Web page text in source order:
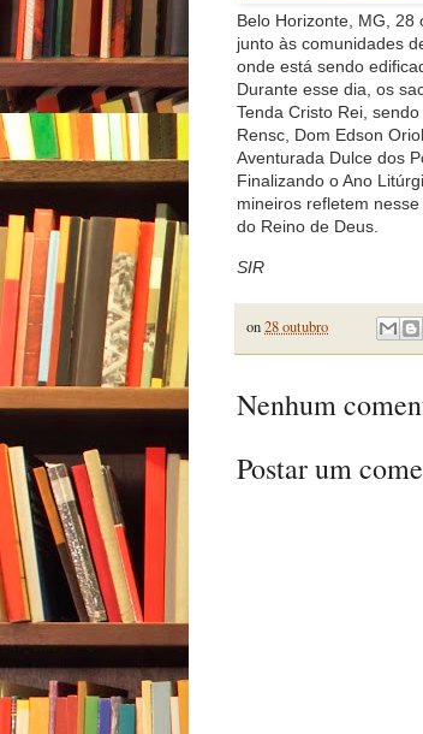
Belo Horizonte, MG, 28
junto às comunidades
onde está sendo
Durante esse dia, os
Tenda Cristo Rei,
Rensc, Dom Edson
Aventurada Dulce dos
Finalizando o Ano
mineiros refletem
do Reino de Deus.
SIR
on28 outubro
Nenhum
Postar um